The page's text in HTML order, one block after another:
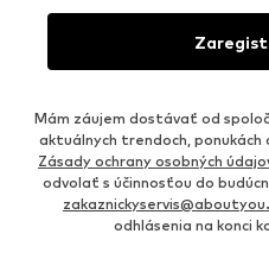
Mám záujem dostávať od
aktuálnych trendoch, ponukách
Zásady ochrany osobných
odvolať s účinnosťou do
odhlásenia na konci